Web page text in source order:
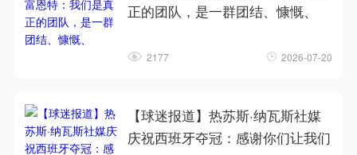
正的团队，是一群团结、慷慨、
2177 2026-07-20
【球迷报道】热苏斯·纳瓦斯社媒
庆祝西班牙夺冠：感谢你们让我们